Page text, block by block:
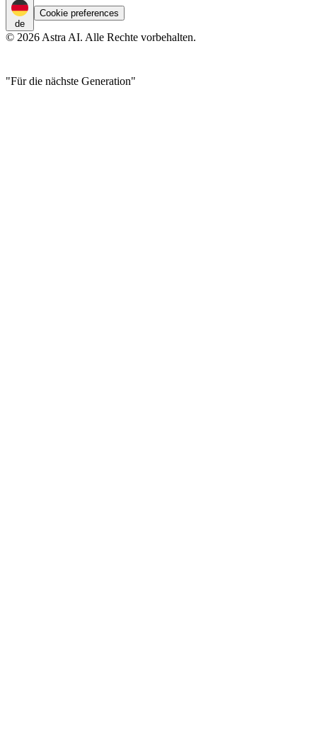
de
Cookie preferences
© 2026 Astra AI. Alle Rechte vorbehalten.
"Für die nächste Generation"